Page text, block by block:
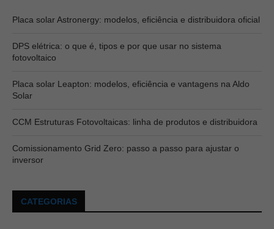
Placa solar Astronergy: modelos, eficiência e distribuidora oficial
DPS elétrica: o que é, tipos e por que usar no sistema
fotovoltaico
Placa solar Leapton: modelos, eficiência e vantagens na Aldo
Solar
CCM Estruturas Fotovoltaicas: linha de produtos e distribuidora
Comissionamento Grid Zero: passo a passo para ajustar o
inversor
CATEGORIAS